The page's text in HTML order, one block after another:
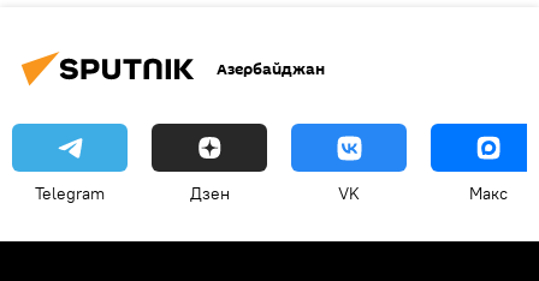
Азербайджан
Telegram Дзен VK Макс